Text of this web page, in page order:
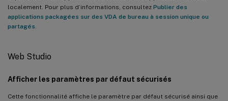
localement. Pour plus d’informations, consultez Publier des
applications packagées sur des VDA de bureau à session unique ou
partagés
Web Studio
Afficher les paramètres par défaut sécurisés
Cette fonctionnalité affiche le paramètre par défaut sécurisé ainsi que